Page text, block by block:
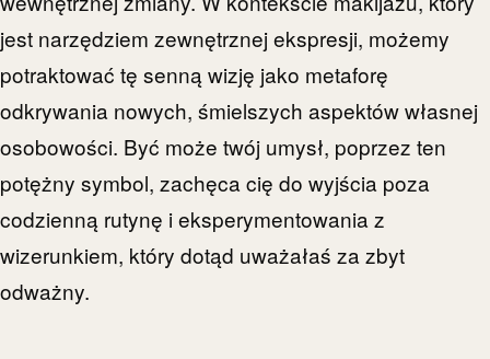
jest narzędziem zewnętrznej ekspresji, możemy
potraktować tę senną wizję jako metaforę
odkrywania nowych, śmielszych aspektów własnej
osobowości. Być może twój umysł, poprzez ten
potężny symbol, zachęca cię do wyjścia poza
codzienną rutynę i eksperymentowania z
wizerunkiem, który dotąd uważałaś za zbyt
odważny.